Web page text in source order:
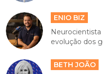
ENIO BIZ
evolução dos
BETH JOÃO